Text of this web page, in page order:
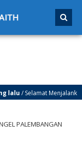
/ Selamat Menjalankan
PALEMBANGAN